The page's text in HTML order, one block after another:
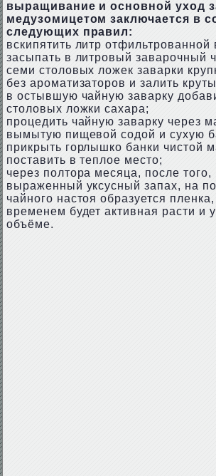
выращивание и основной уход
медузомицетом заключается в
следующих правил:
вскипятить литр отфильтрованной
засыпать в литровый заварочный
семи столовых ложек заварки
без ароматизаторов и залить
в остывшую чайную заварку
столовых ложки сахара;
процедить чайную заварку через
вымытую пищевой содой и сухую
прикрыть горлышко банки чистой
поставить в теплое место;
через полтора месяца, после того,
выраженный уксусный запах, на
чайного настоя образуется
временем будет активная расти и
объёме.